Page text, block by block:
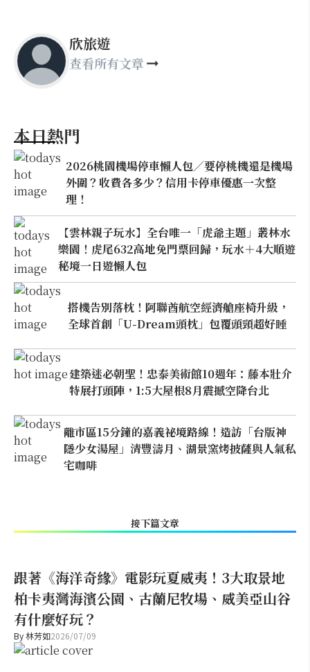
欣旅遊
查看所有文章
本日熱門
2026桃園機場停車懶人包／要停桃機還是機場
外圍？收費各多少？信用卡停車優惠一次整
理！
【雲林親子玩水】全台唯一「虎爺主題」叢林水
樂園！虎尾632高地免門票回歸，玩水＋4大順遊
秘境一日遊懶人包
搭機告別落枕！阿聯酋航空經濟艙座椅升級，
全球首創「U-Dream頭枕」包覆頭頸超好睡
建築迷必朝聖！忠泰美術館10週年：藤本壯介
特展打頭陣，1:5大屋根8月震撼空降台北
離市區15分鐘的嘉義祕境路線！造訪「台版神
隱少女湯屋」清豐濤月、湖景窯烤披薩與人氣私
宅咖啡
接下篇文章
跟著《海洋奇緣》電影玩夏威夷！3大取景地
柏卡夷灣海濱公園、古蘭尼牧場、威美亞山谷
有什麼好玩？
By林芳如2026/07/09